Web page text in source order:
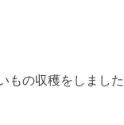
もの収穫をしまし